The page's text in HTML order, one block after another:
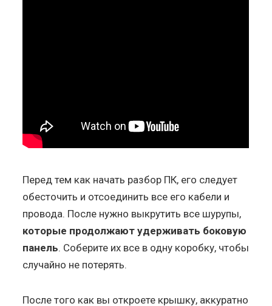
Перед тем как начать разбор ПК, его следует
обесточить и отсоединить все его кабели и
провода. После нужно выкрутить все шурупы,
которые продолжают удерживать боковую
панель. Соберите их все в одну коробку, чтобы
случайно не потерять.
После того как вы откроете крышку, аккуратно